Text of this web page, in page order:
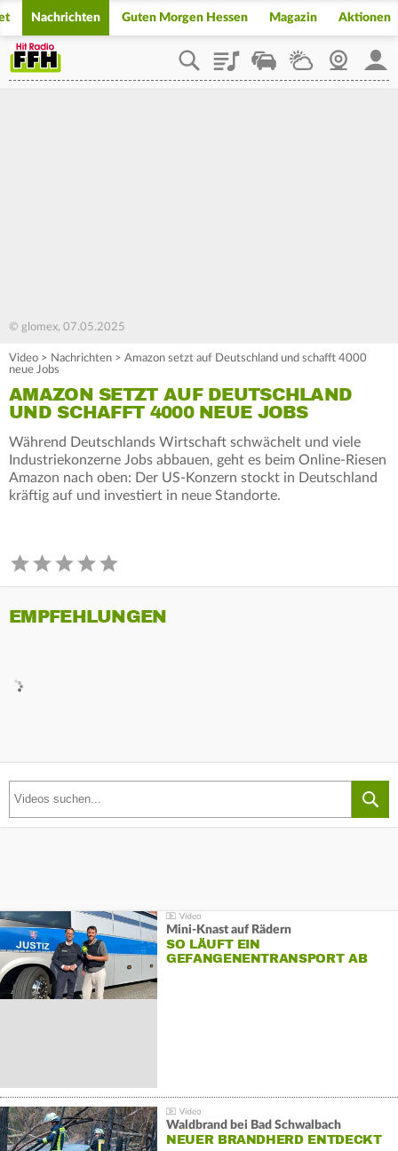
Nachrichten Guten Morgen Hessen Magazin Aktionen
PlaylistStaupilotWetterWebcam
© glomex, 07.05.2025
Video > Nachrichten > Amazon setzt auf Deutschland und schafft 4000
neue Jobs
AMAZON SETZT AUF DEUTSCHLAND
UND SCHAFFT 4000 NEUE JOBS
Während Deutschlands Wirtschaft schwächelt und viele
Industriekonzerne Jobs abbauen, geht es beim Online-Riesen
Amazon nach oben: Der US-Konzern stockt in Deutschland
kräftig auf und investiert in neue Standorte.
EMPFEHLUNGEN
Mini-Knast auf Rädern
SO LÄUFT EIN
GEFANGENENTRANSPORT AB
Waldbrand bei Bad Schwalbach
NEUER BRANDHERD ENTDECKT